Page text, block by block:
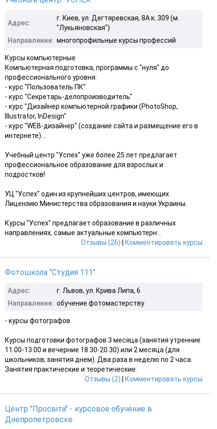
Адрес:
г. Киев, ул. Дегтяревская, 8А к. 309 (м.
"Лукьяновская")
Направление: многопрофильные курсы профессий
Курсы компьютерные
Компьютерная подготовка, программы с "нуля" до
профессионального уровня:
- курс "Пользователь ПК"
- курс "Cекретарь-делопроизводитель"
- курс "Дизайнер компьютерной графики (PhotoShop,
Illustrator, InDesign"
- курс "WEB-дизайнер" (создание сайта и размещение его в
интернете)...
Учебный центр "Успех" уже более 25 лет предлагает
профессиональное образование для взрослых и
подростков!
УЦ "Успех" один из крупнейших центров, имеющих
Лицензию Министерства образования и науки Украины.
Курсы "Успех" предлагает образование в различных
направлениях, самые актуальные компьютерн...
Отзывы (26)
Комментировать курсы
Фотошкола "Студия 111"
Адрес:
г. Львов, ул. Крива Липа, 6
Направление: обучение фотомастерству
- курсы фотографов
Курсы подготовки фотографов 3 месяца (занятия утренние
11.00-13.00 и вечерние 18.30-20.30) или 2 месяца (для
школьников, занятия днем). Два раза в неделю по 2 часа.
Занятия практические и теоретические.
Отзывы (2)
Комментировать курсы
Центр "Просвiта" - курсовое обучение в
Днепропетровске